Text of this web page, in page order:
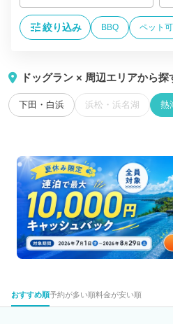
絞り込み BBQ ペット可
ドッグラン × 周辺エリアから探
下田・白浜 浜松・浜名湖 熱
おすすめ順予約が多い順料金が安い順